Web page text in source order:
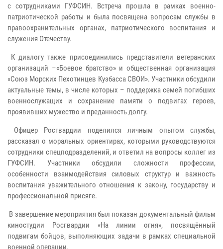
с сотрудниками ГУФСИН. Встреча прошла в рамках военно-
патриотической работы и была посвящена вопросам службы в
правоохранительных органах, патриотического воспитания и
служения Отечеству.
К диалогу также присоединились представители ветеранских
организаций –«Боевое братство» и общественная организация
«Союз Морских Пехотинцев Кузбасса СВОИ». Участники обсудили
актуальные темы, в числе которых – поддержка семей погибших
военнослужащих и сохранение памяти о подвигах героев,
проявивших мужество и преданность долгу.
Офицер Росгвардии поделился личным опытом службы,
рассказал о моральных ориентирах, которыми руководствуются
сотрудники спецподразделений, и ответил на вопросы коллег из
ГУФСИН. Участники обсудили сложности профессии,
особенности взаимодействия силовых структур и важность
воспитания уважительного отношения к закону, государству и
профессиональной присяге.
В завершение мероприятия был показан документальный фильм
киностудии Росгвардии «На линии огня», посвящённый
подвигам бойцов, выполняющих задачи в рамках специальной
военной операции.